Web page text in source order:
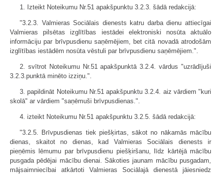
1. Izteikt Noteikumu Nr.51 apakšpunktu 3.2.3. šādā redakcijā:
"3.2.3. Valmieras Sociālais dienests katru darba dienu attiecīgai
Valmieras pilsētas izglītības iestādei elektroniski nosūta aktuālo
informāciju par brīvpusdienu saņēmējiem, bet citā novadā atrodošām
izglītības iestādēm nosūta vēstuli par brīvpusdienu saņēmējiem.".
2. svītrot Noteikumu Nr.51 apakšpunktā 3.2.4. vārdus "uzrādījuši
3.2.3.punktā minēto izziņu.".
3. papildināt Noteikumu Nr.51 apakšpunktu 3.2.4. aiz vārdiem "kuri
skolā" ar vārdiem "saņēmuši brīvpusdienas.".
4. izteikt Noteikumu Nr.51 apakšpunktu 3.2.5. šādā redakcijā:
"3.2.5. Brīvpusdienas tiek piešķirtas, sākot no nākamās mācību
dienas, skaitot no dienas, kad Valmieras Sociālais dienests ir
pieņēmis lēmumu par brīvpusdienu piešķiršanu, līdz kārtējā mācību
pusgada pēdējai mācību dienai. Sākoties jaunam mācību pusgadam,
mājsaimniecībai atkārtoti Valmieras Sociālajā dienestā jāiesniedz